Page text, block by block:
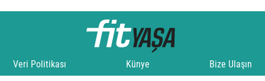
Veri Politikası Künye Bize Ulaşın